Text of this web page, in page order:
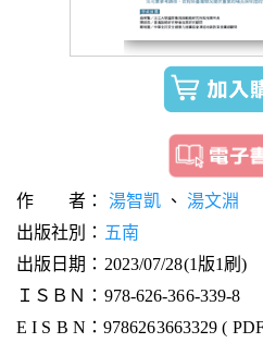
作 者： 湯智凱、湯文淵
出版社別： 五南
出版日期：2023/07/28(1版1刷)
ＩＳＢＮ：978-626-366-339-8
E I S B N：9786263663329 (